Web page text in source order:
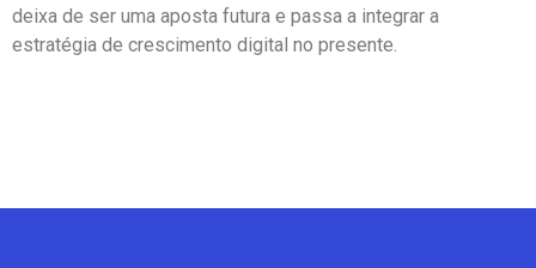
deixa de ser uma aposta futura e passa a integrar a
estratégia de crescimento digital no presente.